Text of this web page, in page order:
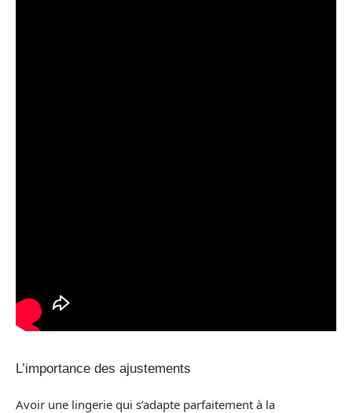
L’importance des ajustements
Avoir une lingerie qui s’adapte parfaitement à la